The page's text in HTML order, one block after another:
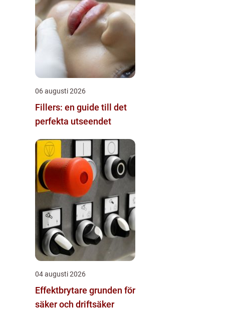
06 augusti 2026
Fillers: en guide till det
perfekta utseendet
04 augusti 2026
Effektbrytare grunden för
säker och driftsäker